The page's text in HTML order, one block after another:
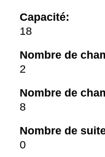
Capacité:
18
Nombre de
2
Nombre de
8
Nombre de
0